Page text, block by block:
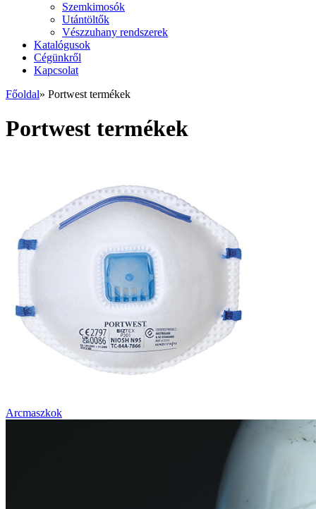
Szemkimosók
Utántöltők
Vészzuhany rendszerek
Katalógusok
Cégünkről
Kapcsolat
Főoldal» Portwest termékek
Portwest termékek
Arcmaszkok